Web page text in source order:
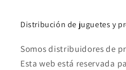
Distribución de juguetes y
Somos distribuidores de
Esta web está reservada